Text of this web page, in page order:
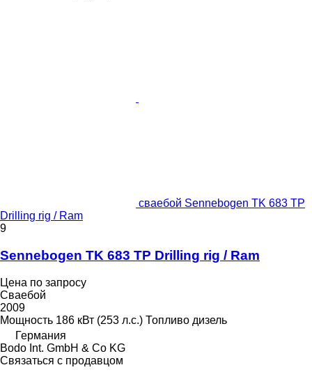
сваебой Sennebogen TK 683 TP
Drilling rig / Ram
9
Sennebogen TK 683 TP Drilling rig / Ram
Цена по запросу
Сваебой
2009
Мощность 186 кВт (253 л.с.) Топливо дизель
Германия
Bodo Int. GmbH & Co KG
Связаться с продавцом